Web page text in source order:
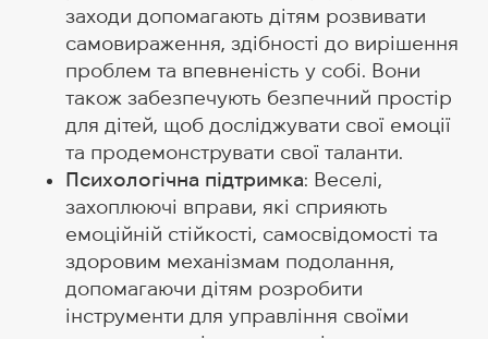
заходи допомагають дітям розвивати
самовираження, здібності до вирішення
проблем та впевненість у собі. Вони
також забезпечують безпечний простір
для дітей, щоб досліджувати свої емоції
та продемонструвати свої таланти.
Психологічна підтримка: Веселі,
захоплюючі вправи, які сприяють
емоційній стійкості, самосвідомості та
здоровим механізмам подолання,
допомагаючи дітям розробити
інструменти для управління своїми